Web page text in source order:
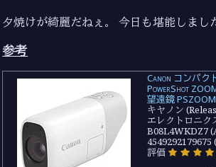
夕焼けが綺麗だねぇ。 今日も堪能しまし
参考
Canon コンパク
PowerShot
望遠鏡 PSZOOM
キヤノン
エレクトロニク
B08L4WKDZ7
4549292179675
評価